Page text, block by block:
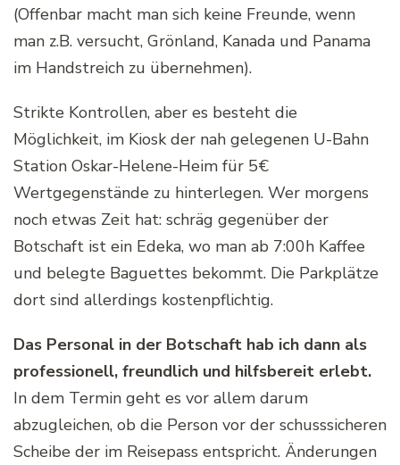
(Offenbar macht man sich keine Freunde, wenn
man z.B. versucht, Grönland, Kanada und Panama
im Handstreich zu übernehmen).
Strikte Kontrollen, aber es besteht die
Möglichkeit, im Kiosk der nah gelegenen U-Bahn
Station Oskar-Helene-Heim für 5€
Wertgegenstände zu hinterlegen. Wer morgens
noch etwas Zeit hat: schräg gegenüber der
Botschaft ist ein Edeka, wo man ab 7:00h Kaffee
und belegte Baguettes bekommt. Die Parkplätze
dort sind allerdings kostenpflichtig.
Das Personal in der Botschaft hab ich dann als
professionell, freundlich und hilfsbereit erlebt.
In dem Termin geht es vor allem darum
abzugleichen, ob die Person vor der schusssicheren
Scheibe der im Reisepass entspricht. Änderungen